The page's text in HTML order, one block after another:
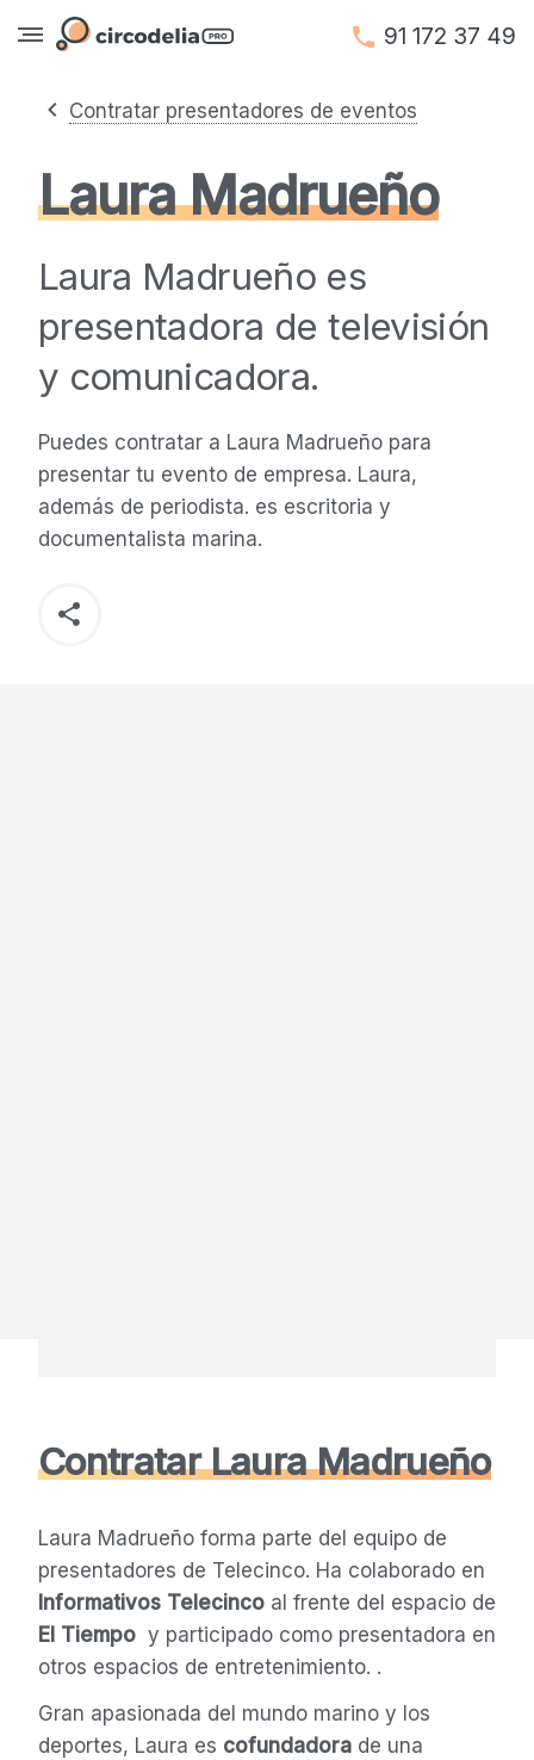
91 172 37 49
Contratar presentadores de eventos
Laura Madrueño
Laura Madrueño es
presentadora de televisión
y comunicadora.
Puedes contratar a Laura Madrueño para
presentar tu evento de empresa. Laura,
además de periodista. es escritoria y
documentalista marina.
Contratar Laura Madrueño
Laura Madrueño forma parte del equipo de
presentadores de Telecinco. Ha colaborado en
Informativos Telecinco al frente del espacio de
El Tiempoy participado como presentadora en
otros espacios de entretenimiento. .
Gran apasionada del mundo marino y los
deportes, Laura es cofundadorade una